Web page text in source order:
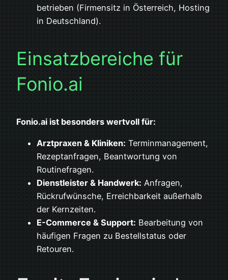
betrieben (Firmensitz in Österreich, Hosting
in Deutschland).
Einsatzbereiche für
Fonio.ai
Fonio.ai ist besonders wertvoll für:
Arztpraxen & Kliniken: Terminmanagement,
Rezeptanfragen, Beantwortung von
Routinefragen.
Dienstleister & Handwerk: Anfragen,
Rückrufwünsche, Erreichbarkeit außerhalb
der Kernzeiten.
E-Commerce & Support: Bearbeitung von
häufigen Fragen zu Bestellstatus oder
Retouren.